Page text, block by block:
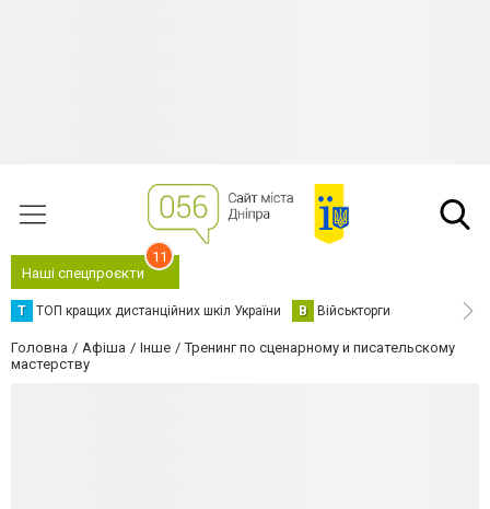
Наші спецпроєкти
11
Т ТОП кращих дистанційних шкіл України В Військторги
Головна Афіша Інше
Тренинг по сценарному и писательскому
мастерству